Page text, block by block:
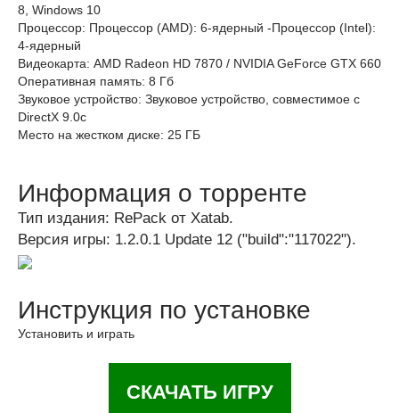
8, Windows 10
Процессор: Процессор (AMD): 6-ядерный -Процессор (Intel):
4-ядерный
Видеокарта: AMD Radeon HD 7870 / NVIDIA GeForce GTX 660
Оперативная память: 8 Гб
Звуковое устройство: Звуковое устройство, совместимое с
DirectX 9.0с
Место на жестком диске: 25 ГБ
Информация о торренте
Тип издания: RePack от Xatab.
Версия игры: 1.2.0.1 Update 12 ("build":"117022").
Инструкция по установке
Установить и играть
СКАЧАТЬ ИГРУ